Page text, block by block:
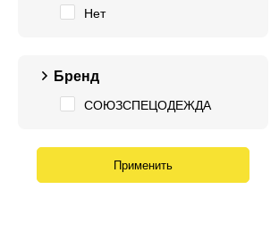
Нет
Бренд
СОЮЗСПЕЦОДЕЖДА